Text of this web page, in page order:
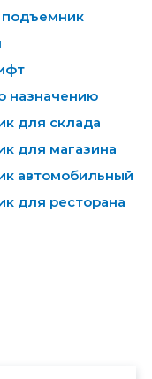
подъемник
назначению
для склада
для магазина
автомобильный
для ресторана